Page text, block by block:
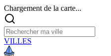
Chargement de la carte...
VILLES